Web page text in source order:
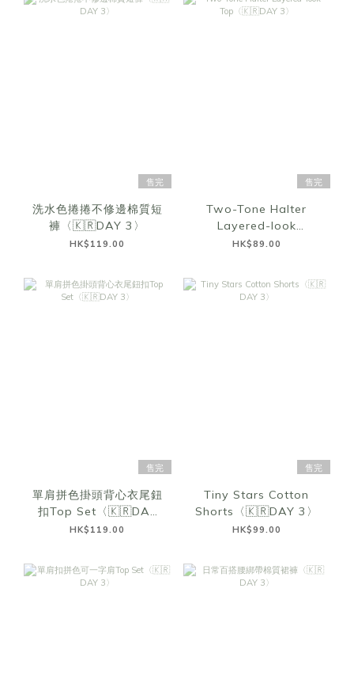
售完
洗水色捲捲不修邊棉質短
褲〈🇰🇷DAY 3〉
HK$119.00
售完
Two-Tone Halter
Layered-look
Top〈🇰🇷DAY 3〉
HK$89.00
售完
單肩拼色掛頭背心衣尾鈕
扣Top Set〈🇰🇷DAY
3〉
HK$119.00
售完
Tiny Stars Cotton
Shorts〈🇰🇷DAY 3〉
HK$99.00